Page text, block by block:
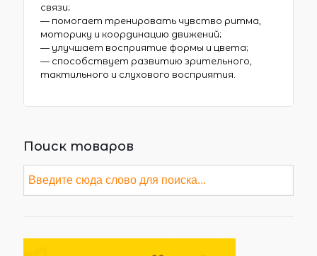
связи;
— помогает тренировать чувство ритма,
моторику и координацию движений;
— улучшает восприятие формы и цвета;
— способствует развитию зрительного,
тактильного и слухового восприятия.
Поиск товаров